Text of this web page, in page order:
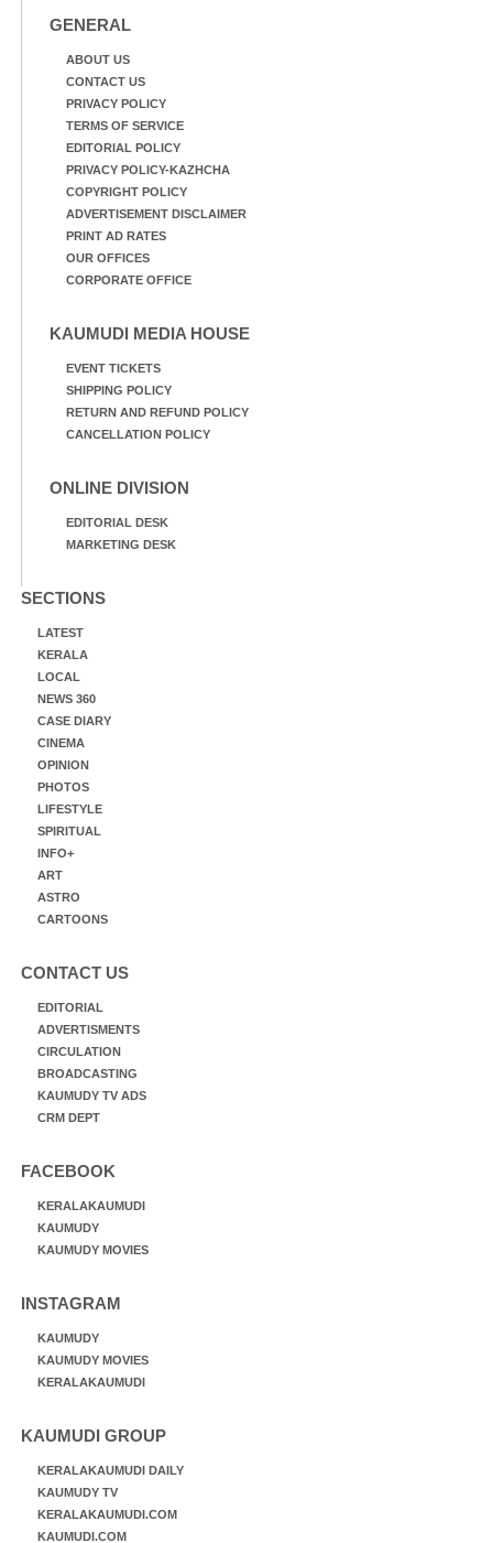
GENERAL
ABOUT US
CONTACT US
PRIVACY POLICY
TERMS OF SERVICE
EDITORIAL POLICY
PRIVACY POLICY-KAZHCHA
COPYRIGHT POLICY
ADVERTISEMENT DISCLAIMER
PRINT AD RATES
OUR OFFICES
CORPORATE OFFICE
KAUMUDI MEDIA HOUSE
EVENT TICKETS
SHIPPING POLICY
RETURN AND REFUND POLICY
CANCELLATION POLICY
ONLINE DIVISION
EDITORIAL DESK
MARKETING DESK
SECTIONS
LATEST
KERALA
LOCAL
NEWS 360
CASE DIARY
CINEMA
OPINION
PHOTOS
LIFESTYLE
SPIRITUAL
INFO+
ART
ASTRO
CARTOONS
CONTACT US
EDITORIAL
ADVERTISMENTS
CIRCULATION
BROADCASTING
KAUMUDY TV ADS
CRM DEPT
FACEBOOK
KERALAKAUMUDI
KAUMUDY
KAUMUDY MOVIES
INSTAGRAM
KAUMUDY
KAUMUDY MOVIES
KERALAKAUMUDI
KAUMUDI GROUP
KERALAKAUMUDI DAILY
KAUMUDY TV
KERALAKAUMUDI.COM
KAUMUDI.COM